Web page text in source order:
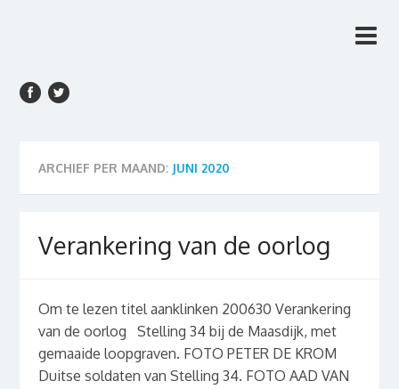
ARCHIEF PER MAAND: JUNI 2020
Verankering van de oorlog
Om te lezen titel aanklinken 200630 Verankering
van de oorlog Stelling 34 bij de Maasdijk, met
gemaaide loopgraven. FOTO PETER DE KROM
Duitse soldaten van Stelling 34. FOTO AAD VAN